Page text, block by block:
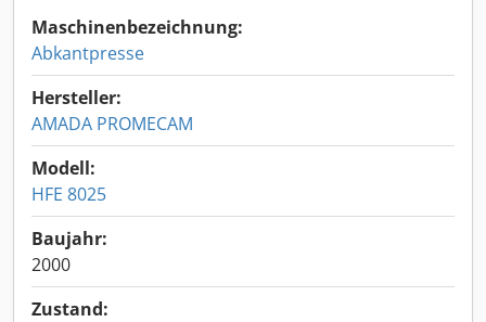
Maschinenbezeichnung:
Abkantpresse
Hersteller:
AMADA PROMECAM
Modell:
HFE 8025
Baujahr:
2000
Zustand: